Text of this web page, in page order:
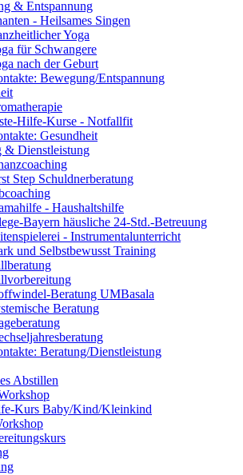
& Entspannung
- Heilsames Singen
Yoga
für Schwangere
nach der Geburt
Bewegung/Entspannung
Hilfe-Kurse - Notfallfit
Gesundheit
& Dienstleistung
Step Schuldnerberatung
- Haushaltshilfe
Bayern häusliche 24-Std.-Betreuung
- Instrumentalunterricht
und Selbstbewusst Training
Beratung UMBasala
Beratung
Beratung/Dienstleistung
Abstillen
Kurs Baby/Kind/Kleinkind